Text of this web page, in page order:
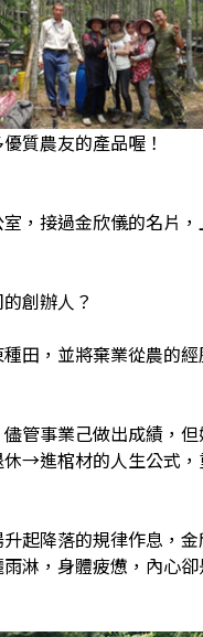
質農友的產品喔！
，接過金欣儀的名片
創辦人？
田，並將棄業從農的
管事業己做出成績，但
→進棺材的人生公式，
起降落的規律作息，金
淋，身體疲憊，內心